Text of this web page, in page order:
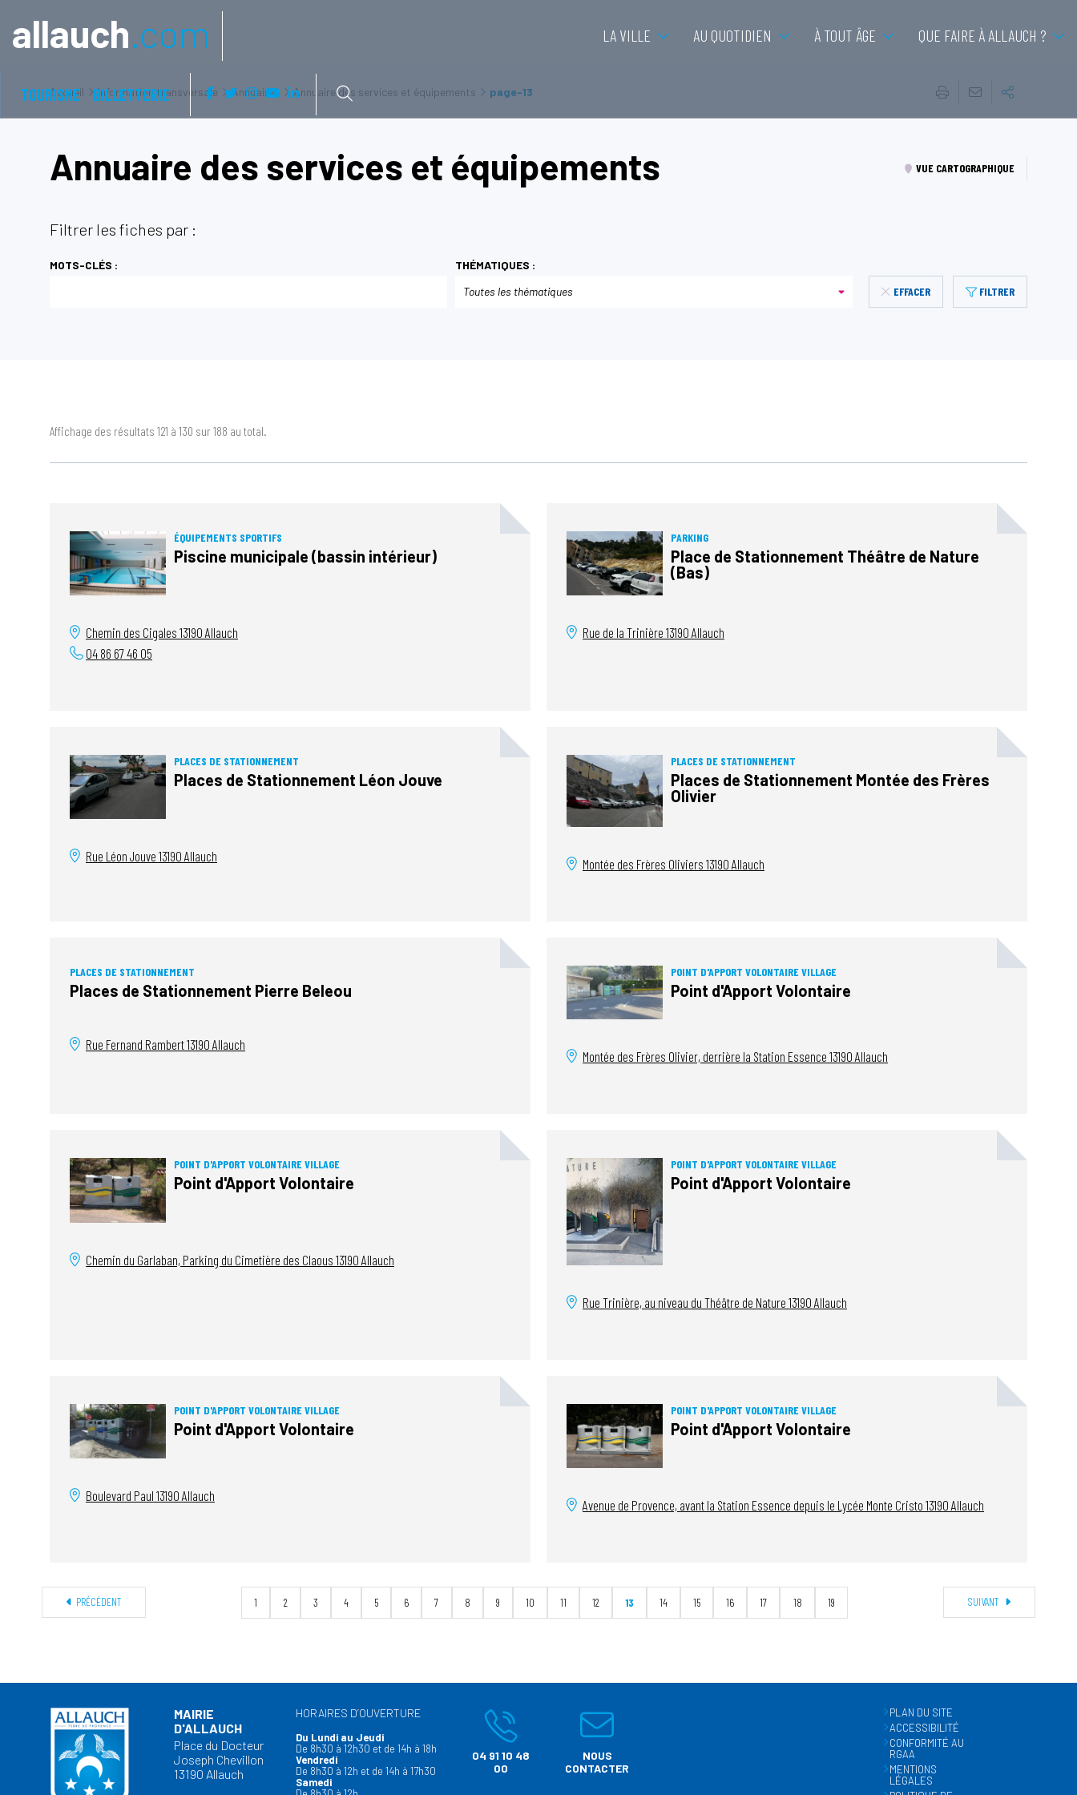
allauch.com LA VILLE AU QUOTIDIEN À TOUT ÂGE QUE FAIRE À ALLAUCH ?
TOURISME BILLETTERIE
Accueil Information transversale Annuaires Annuaire des services et équipements page-13
Annuaire des services et équipements VUE CARTOGRAPHIQUE
Filtrer les fiches par :
MOTS-CLÉS :
THÉMATIQUES :
Toutes les thématiques
EFFACER FILTRER
Affichage des résultats 121 à 130 sur 188 au total.
ÉQUIPEMENTS SPORTIFS
Piscine municipale (bassin intérieur)
Chemin des Cigales 13190 Allauch
04 86 67 46 05
PARKING
Place de Stationnement Théâtre de Nature
(Bas)
Rue de la Trinière 13190 Allauch
PLACES DE STATIONNEMENT
Places de Stationnement Léon Jouve
Rue Léon Jouve 13190 Allauch
PLACES DE STATIONNEMENT
Places de Stationnement Montée des Frères
Olivier
Montée des Frères Oliviers 13190 Allauch
PLACES DE STATIONNEMENT
Places de Stationnement Pierre Beleou
Rue Fernand Rambert13190 Allauch
POINT D'APPORT VOLONTAIRE VILLAGE
Point d'Apport Volontaire
Montée des Frères Olivier, derrière la Station Essence 13190 Allauch
POINT D'APPORT VOLONTAIRE VILLAGE
Point d'Apport Volontaire
Chemin du Garlaban, Parking du Cimetière des Claous 13190 Allauch
POINT D'APPORT VOLONTAIRE VILLAGE
Point d'Apport Volontaire
Rue Trinière, au niveau du Théâtre de Nature 13190 Allauch
POINT D'APPORT VOLONTAIRE VILLAGE
Point d'Apport Volontaire
Boulevard Paul 13190 Allauch
POINT D'APPORT VOLONTAIRE VILLAGE
Point d'Apport Volontaire
Avenue de Provence, avant la Station Essence depuis le Lycée Monte Cristo 13190 Allauch
PRÉCÉDENT 1 2 3 4 5 6 7 8 9 10 11 12 13 14 15 16 17 18 19 SUIVANT
MAIRIE
D'ALLAUCH
Place du Docteur
Joseph Chevillon
13190 Allauch
HORAIRES D’OUVERTURE
Du Lundi au Jeudi
De 8h30 à 12h30 et de 14h à 18h
Vendredi
De 8h30 à 12h et de 14h à 17h30
Samedi
04 91 10 48
00
NOUS
CONTACTER
PLAN DU SITE
ACCESSIBILITÉ
CONFORMITÉ AU
RGAA
MENTIONS
LÉGALES